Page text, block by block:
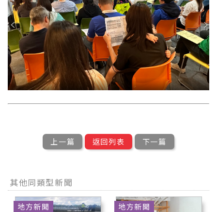
上一篇 返回列表 下一篇
其他同類型新聞
地方新聞 地方新聞